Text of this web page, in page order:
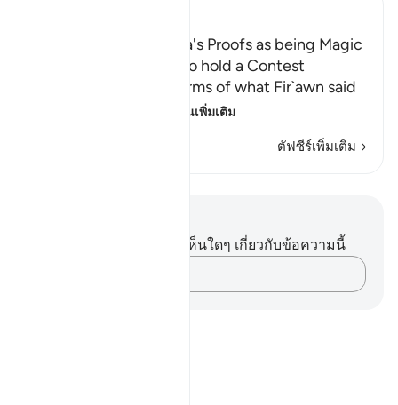
Fir`awn describes Musa's Proofs as being Magic
and Their Agreement to hold a Contest
Allah, the Exalted, informs of what Fir`awn said
อ่านเพิ่มเติม
ตัฟซีร์เพิ่มเติม
คุณไม่มีบันทึกหรือข้อคิดเห็นใดๆ เกี่ยวกับข้อความนี้